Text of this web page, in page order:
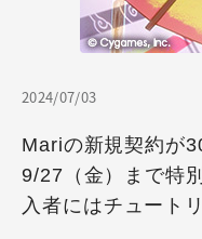
2024/07/03
Mariの新規契約が
9/27（金）まで特
入者にはチュート